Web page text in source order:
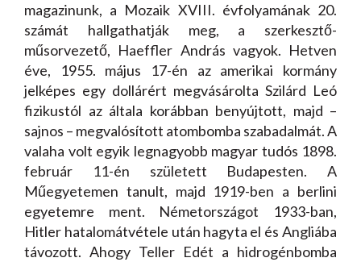
magazinunk, a Mozaik XVIII. évfolyamának 20.
számát hallgathatják meg, a szerkesztő-
műsorvezető, Haeffler András vagyok. Hetven
éve, 1955. május 17-én az amerikai kormány
jelképes egy dollárért megvásárolta Szilárd Leó
fizikustól az általa korábban benyújtott, majd –
sajnos – megvalósított atombomba szabadalmát. A
valaha volt egyik legnagyobb magyar tudós 1898.
február 11-én született Budapesten. A
Műegyetemen tanult, majd 1919-ben a berlini
egyetemre ment. Németországot 1933-ban,
Hitler hatalomátvétele után hagyta el és Angliába
távozott. Ahogy Teller Edét a hidrogénbomba